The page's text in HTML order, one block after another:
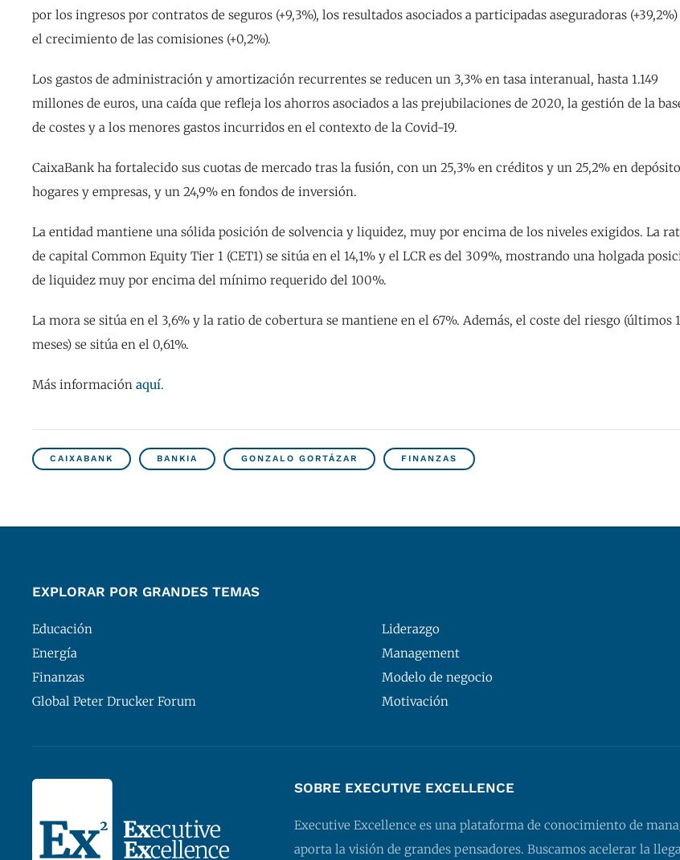
por los ingresos por contratos de seguros (+9,3%), los resultados asociados a participadas aseguradoras
el crecimiento de las comisiones (+0,2%).
Los gastos de administración y amortización recurrentes se reducen un 3,3% en tasa interanual, hasta 1.149
millones de euros, una caída que refleja los ahorros asociados a las prejubilaciones de 2020, la gestión de la
de costes y a los menores gastos incurridos en el contexto de la Covid-19.
CaixaBank ha fortalecido sus cuotas de mercado tras la fusión, con un 25,3% en créditos y un 25,2% en
hogares y empresas, y un 24,9% en fondos de inversión.
La entidad mantiene una sólida posición de solvencia y liquidez, muy por encima de los niveles exigidos. La
de capital Common Equity Tier 1 (CET1) se sitúa en el 14,1% y el LCR es del 309%, mostrando una holgada
de liquidez muy por encima del mínimo requerido del 100%.
La mora se sitúa en el 3,6% y la ratio de cobertura se mantiene en el 67%. Además, el coste del riesgo (últimos
meses) se sitúa en el 0,61%.
Más información aquí.
CAIXABANK BANKIA GONZALO GORTÁZAR FINANZAS
EXPLORAR POR GRANDES TEMAS
Educación
Energía
Finanzas
Global Peter Drucker Forum
Liderazgo
Management
Modelo de negocio
Motivación
SOBRE EXECUTIVE EXCELLENCE
Executive Excellence es una plataforma de conocimiento de
aporta la visión de grandes pensadores. Buscamos acelerar la